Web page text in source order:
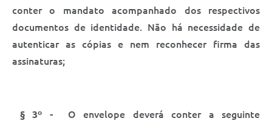
conter o mandato acompanhado dos respectivos
documentos de identidade. Não há necessidade de
autenticar as cópias e nem reconhecer firma das
assinaturas;
§ 3º -
O envelope deverá conter a seguinte